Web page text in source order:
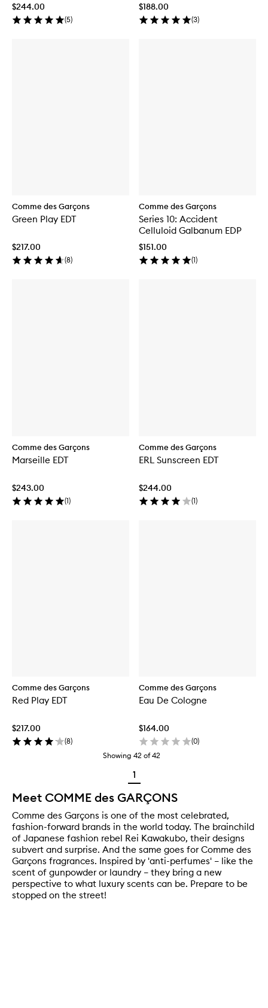
$244.00
(5)
$188.00
(3)
Comme des Garçons
Green Play EDT
$217.00
(8)
Comme des Garçons
Series 10: Accident
Celluloid Galbanum EDP
$151.00
(1)
Comme des Garçons
Marseille EDT
$243.00
(1)
Comme des Garçons
ERL Sunscreen EDT
$244.00
(1)
Comme des Garçons
Red Play EDT
$217.00
(8)
Comme des Garçons
Eau De Cologne
$164.00
(0)
Showing 42 of42
1
Meet COMME des GARÇONS
Comme des Garçons is one of the most celebrated,
fashion-forward brands in the world today. The brainchild
of Japanese fashion rebel Rei Kawakubo, their designs
subvert and surprise. And the same goes for Comme des
Garçons fragrances. Inspired by 'anti-perfumes' – like the
scent of gunpowder or laundry – they bring a new
perspective to what luxury scents can be. Prepare to be
stopped on the street!